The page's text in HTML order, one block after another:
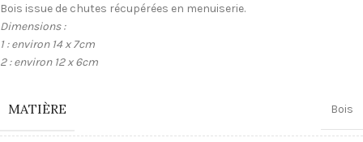
Bois issue de chutes récupérées en menuiserie.
Dimensions :
1 : environ 14 x 7cm
2 : environ 12 x 6cm
MATIÈRE Bois